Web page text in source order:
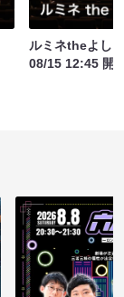
ルミネtheよし
08/15 12:45 開